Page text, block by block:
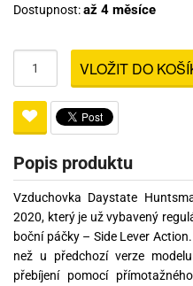
Dostupnost:až 4 měsíce
VLOŽIT DO
Popis produktu
Vzduchovka Daystate
2020, který je už vybavený
boční páčky – Side Lever
než u předchozí verze
přebíjení pomocí